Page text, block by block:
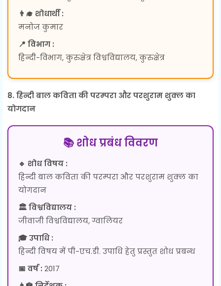
👨‍🎓 शोधार्थी :
मनोज कुमार
📍 विभाग :
हिन्दी-विभाग, कुरुक्षेत्र विश्वविद्यालय, कुरुक्षेत्र
8. हिन्दी बाल कविता की परम्परा और परशुराम शुक्ल का
योगदान
📚 शोध प्रबंध विवरण
🔹 शोध विषय :
हिन्दी बाल कविता की परम्परा और परशुराम शुक्ल का
योगदान
🏛 विश्वविद्यालय :
जीवाजी विश्वविद्यालय, ग्वालियर
🎓 उपाधि :
हिन्दी विषय में पी-एच.डी. उपाधि हेतु प्रस्तुत शोध प्रबन्ध
📅 वर्ष : 2017